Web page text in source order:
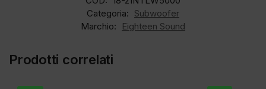
Categoria: Subwoofer
Marchio:
Eighteen Sound
Prodotti correlati